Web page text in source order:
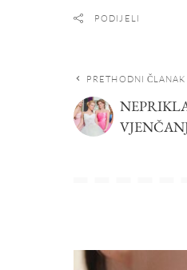
PODIJELI
PRETHODNI ČLANAK